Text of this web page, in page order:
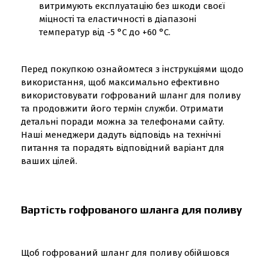
витримують експлуатацію без шкоди своєї
міцності та еластичності в діапазоні
температур від -5 °C до +60 °C.
Перед покупкою ознайомтеся з інструкціями щодо
використання, щоб максимально ефективно
використовувати гофрований шланг для поливу
та продовжити його термін служби. Отримати
детальні поради можна за телефонами сайту.
Наші менеджери дадуть відповідь на технічні
питання та порадять відповідний варіант для
ваших цілей.
Вартість гофрованого шланга для поливу
Щоб гофрований шланг для поливу обійшовся